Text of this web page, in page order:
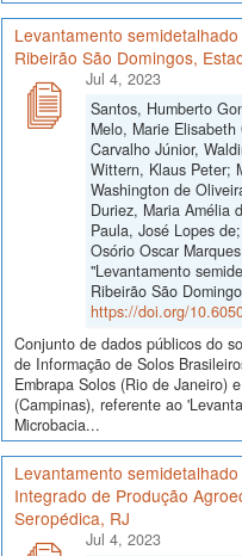
Levantamento
Ribeirão São Domingos,
Jul 4, 2023
Santos, Humberto
Melo, Marie
Carvalho Júnior,
Wittern, Klaus Peter;
Washington de
Duriez, Maria Amélia
Paula, José Lopes
Osório Oscar
"Levantamento
Ribeirão São
https://doi.org/
Conjunto de dados públicos do
de Informação de Solos
Embrapa Solos (Rio de Janeiro)
(Campinas), referente ao
Microbacia...
Levantamento
Integrado de Produção
Seropédica, RJ
Jul 4, 2023